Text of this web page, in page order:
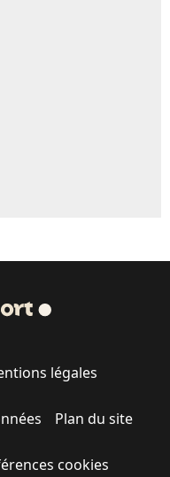
légales
Plan du site
cookies